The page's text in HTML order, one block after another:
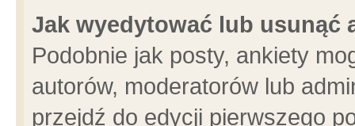
Jak wyedytować lub usunąć
Podobnie jak posty, ankiety
autorów, moderatorów lub
przejdź do edycji pierwszego